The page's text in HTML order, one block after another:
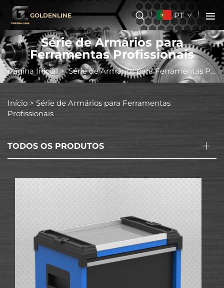
GOLDENLINE PT
Série de Armários para
Ferramentas Profissionais
Página Inicial>Série de Armários para Ferramentas Profissionais
Início > Série de Armários para Ferramentas
Profissionais
TODOS OS PRODUTOS